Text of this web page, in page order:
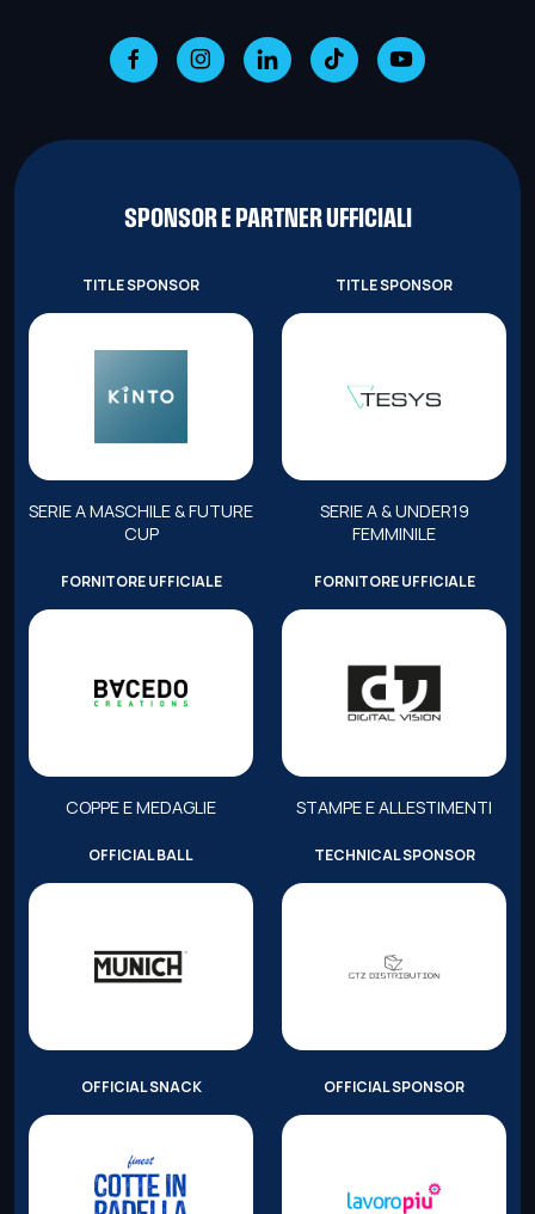
SPONSOR E PARTNER UFFICIALI
TITLE SPONSOR
SERIE A MASCHILE & FUTURE
CUP
TITLE SPONSOR
SERIE A & UNDER19
FEMMINILE
FORNITORE UFFICIALE
COPPE E MEDAGLIE
FORNITORE UFFICIALE
STAMPE E ALLESTIMENTI
OFFICIAL BALL TECHNICAL SPONSOR
OFFICIAL SNACK OFFICIAL SPONSOR